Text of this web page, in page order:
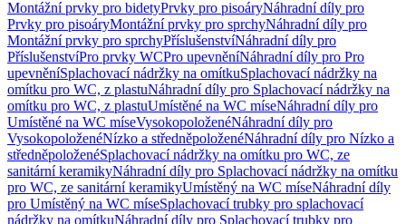
Montážní prvky pro bidetyPrvky pro pisoáryNáhradní díly pro
Prvky pro pisoáryMontážní prvky pro sprchyNáhradní díly pro
Montážní prvky pro sprchyPříslušenstvíNáhradní díly pro
PříslušenstvíPro prvky WCPro upevněníNáhradní díly pro Pro
upevněníSplachovací nádržky na omítkuSplachovací nádržky na
omítku pro WC, z plastuNáhradní díly pro Splachovací nádržky na
omítku pro WC, z plastuUmístěné na WC míseNáhradní díly pro
Umístěné na WC míseVysokopoloženéNáhradní díly pro
VysokopoloženéNízko a středněpoloženéNáhradní díly pro Nízko a
středněpoloženéSplachovací nádržky na omítku pro WC, ze
sanitární keramikyNáhradní díly pro Splachovací nádržky na omítku
pro WC, ze sanitární keramikyUmístěný na WC míseNáhradní díly
pro Umístěný na WC míseSplachovací trubky pro splachovací
nádržky na omítkuNáhradní díly pro Splachovací trubky pro